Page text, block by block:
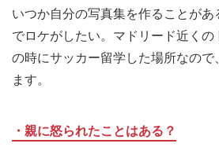
いつか自分の写真集を作ることが
でロケがしたい。マドリード近く
の時にサッカー留学した場所なので
ます。
・親に怒られたことはある？